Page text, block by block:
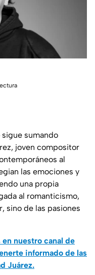
sigue sumando
joven compositor
al
las emociones y
una propia
al romanticismo,
sino de las pasiones
en nuestro canal de
informado de las
Juárez.